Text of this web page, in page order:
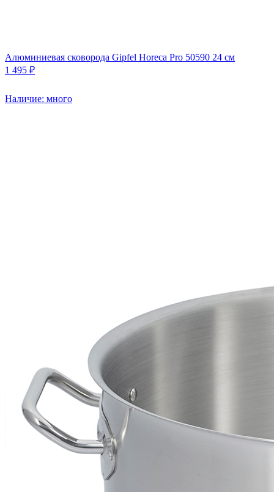
Алюминиевая сковорода Gipfel Horeca Pro 50590 24 см
1 495 ₽
Наличие: много